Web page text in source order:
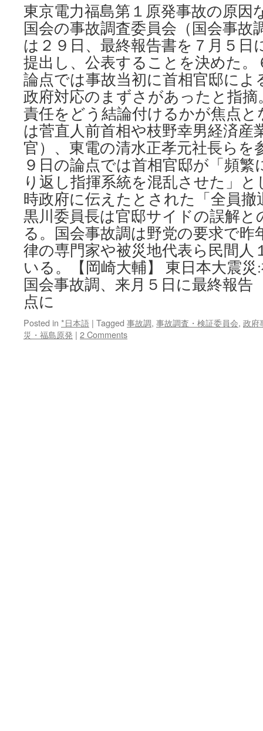
東京電力福島第１原発事故の原因
国会の事故調査委員会（国会事故
は２９日、最終報告書を７月５日
提出し、公表することを決めた
論点では事故当初に首相官邸によ
政府対応のまずさがあったと指
責任をどう結論付けるかが焦点
は菅直人前首相や枝野幸男経済産
官）、東電の清水正孝元社長らを
９日の論点では首相官邸が「頻繁
り返し指揮系統を混乱させた」
時政府に伝えたとされた「全員
黒川委員長は官邸サイドの誤解
る。国会事故調は野党の要求で昨
律の専門家や被災地代表ら民間人
いる。【岡崎大輔】 東日本大震
国会事故調、来月５日に最終報
点に
Posted in *日本語 | Tagged 事故調, 事故調査・検証委員会, 政府
災・福島原発 | 2 Comments